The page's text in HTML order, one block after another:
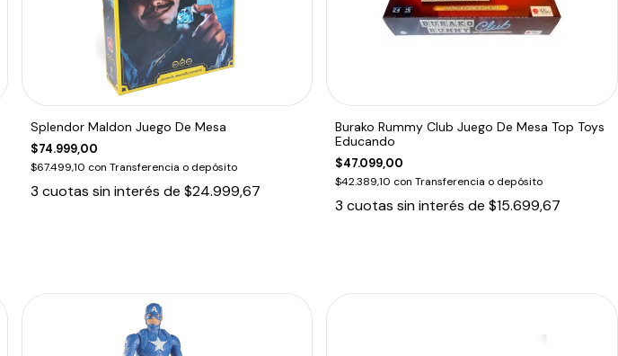
Splendor Maldon Juego De Mesa
$74.999,00
$67.499,10 con Transferencia o depósito
3 cuotas sin interés de $24.999,67
Burako Rummy Club Juego De Mesa Top Toys
Educando
$47.099,00
$42.389,10 con Transferencia o depósito
3 cuotas sin interés de$15.699,67